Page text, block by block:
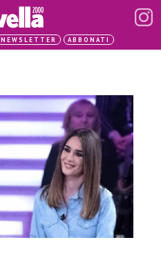
NEWSLETTER ABBONATI